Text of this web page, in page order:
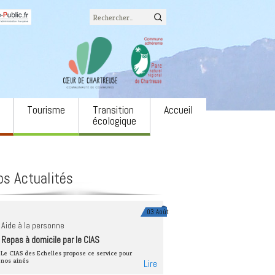
Rechercher :
spectacle Notre
Tourisme
Site naturel du cirque de
St Même
Neige
Autres équipements
Transition
écologique
alimentation
Économie circulaire
Accueil
Actualités
Aide à la personne
Repas à domicile par le CIAS
Le CIAS des Echelles propose ce service pour
nos ainés
Lire
03 Août